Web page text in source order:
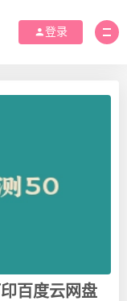
登录
百度云网盘